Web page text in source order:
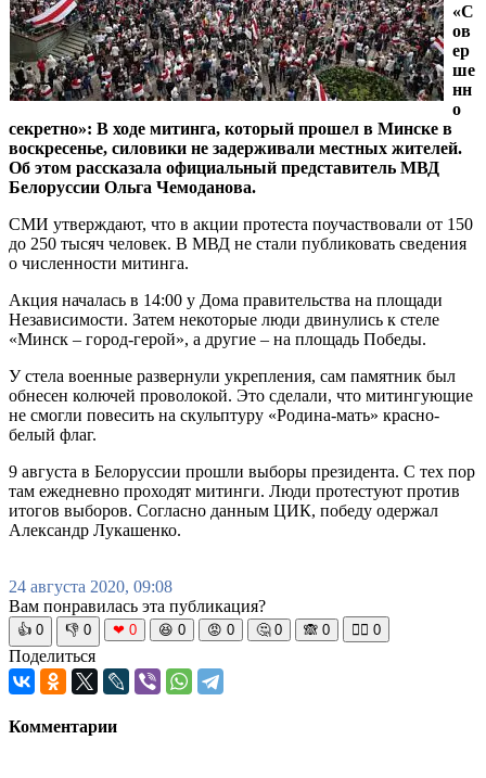
«С
ов
ер
ше
нн
о
секретно»: В ходе митинга, который прошел в Минске в
воскресенье, силовики не задерживали местных жителей.
Об этом рассказала официальный представитель МВД
Белоруссии Ольга Чемоданова.
СМИ утверждают, что в акции протеста поучаствовали от 150
до 250 тысяч человек. В МВД не стали публиковать сведения
о численности митинга.
Акция началась в 14:00 у Дома правительства на площади
Независимости. Затем некоторые люди двинулись к стеле
«Минск – город-герой», а другие – на площадь Победы.
У стела военные развернули укрепления, сам памятник был
обнесен колючей проволокой. Это сделали, что митингующие
не смогли повесить на скульптуру «Родина-мать» красно-
белый флаг.
9 августа в Белоруссии прошли выборы президента. С тех пор
там ежедневно проходят митинги. Люди протестуют против
итогов выборов. Согласно данным ЦИК, победу одержал
Александр Лукашенко.
24 августа 2020, 09:08
Вам понравилась эта публикация?
👍 0 👎 0 ❤ 0 😆 0 😡 0 🤔 0 🙈 0 🧘‍♀️ 0
Поделиться
Комментарии